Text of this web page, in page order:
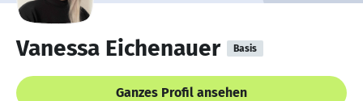
Vanessa Eichenauer Basis
Ganzes Profil ansehen